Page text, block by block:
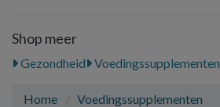
Shop meer
Gezondheid Voedingssupplementen
Home
Voedingssupplementen